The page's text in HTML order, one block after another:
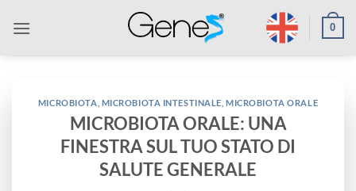
0
MICROBIOTA MICROBIOTA INTESTINALE ,MICROBIOTA ORALE
MICROBIOTA ORALE: UNA
FINESTRA SUL TUO STATO DI
SALUTE GENERALE